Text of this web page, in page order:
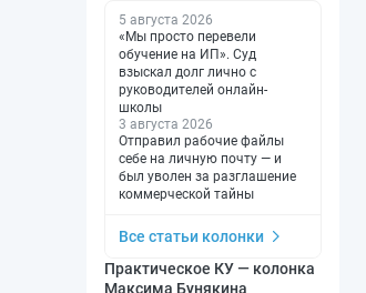
5 августа 2026
«Мы просто перевели
обучение на ИП». Суд
взыскал долг лично с
руководителей онлайн-
школы
3 августа 2026
Отправил рабочие файлы
себе на личную почту — и
был уволен за разглашение
коммерческой тайны
Все статьи колонки
Практическое КУ — колонка
Максима Бунякина